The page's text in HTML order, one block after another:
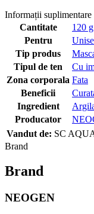
Informații suplimentare
Cantitate
120 g
Pentru
Tip produs
Tipul de ten
Cu
Zona corporala Fata
Beneficii
Ingredient
Producator
Vandut de: SC
Brand
Brand
NEOGEN